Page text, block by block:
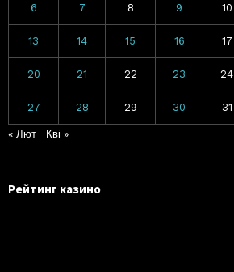
6 7 8 9 10
13 14 15 16 17
20 21 22 23 24
27 28 29 30 31
« Лют Кві »
Рейтинг казино